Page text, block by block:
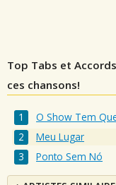
Top Tabs et
ces chansons!
O Show Tem
Meu Lugar
Ponto Sem Nó